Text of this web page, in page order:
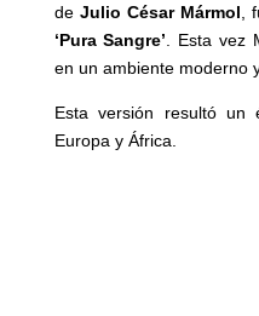
de Julio César Mármol ,
‘Pura Sangre’ . Esta vez
en un ambiente moderno
Esta versión resultó un
Europa y África.